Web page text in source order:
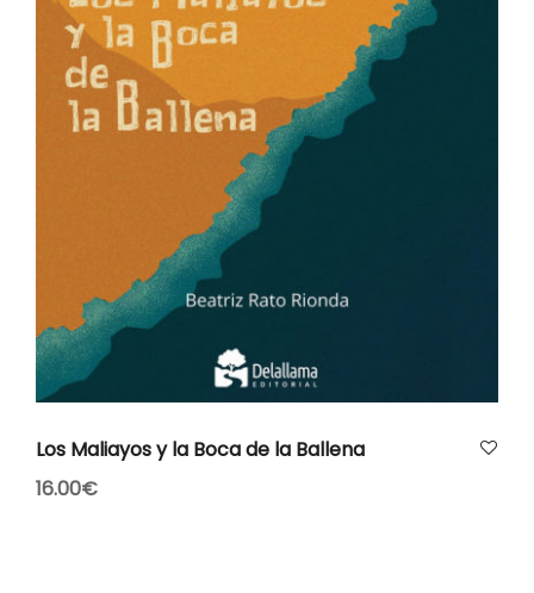
Los Maliayos y la Boca de la Ballena
16.00€